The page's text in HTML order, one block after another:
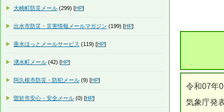
令和07年
気象庁発
大崎町防災メール (299) [HP]
出水市防災・災害情報メールマガジン (199) [HP]
垂水ほっとメールサービス (119) [HP]
湧水町メール (42) [HP]
阿久根市防災・防犯メール (9) [HP]
曽於市安心・安全メール (0) [HP]